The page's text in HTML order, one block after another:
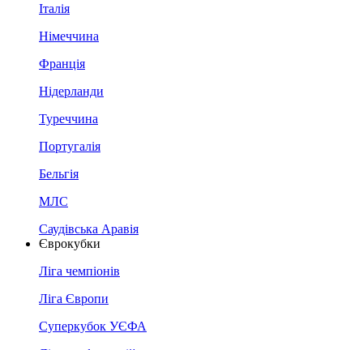
Італія
Німеччина
Франція
Нідерланди
Туреччина
Португалія
Бельгія
МЛС
Саудівська Аравія
Єврокубки
Ліга чемпіонів
Ліга Європи
Суперкубок УЄФА